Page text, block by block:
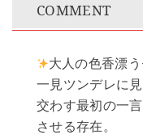
COMMENT
大人の色香漂
一見ツンデレに見
交わす最初の一
させる存在。